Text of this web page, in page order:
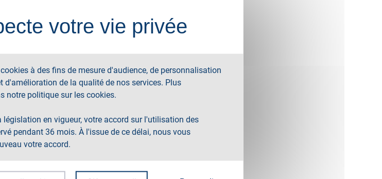
votre vie privée
à des fins de mesure d'audience, de personnalisation
d'amélioration de la qualité de nos services. Plus
notre politique sur les cookies.
législation en vigueur, votre accord sur l'utilisation des
pendant 36 mois. À l'issue de ce délai, nous vous
votre accord.